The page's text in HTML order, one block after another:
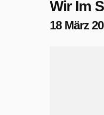
Wir Im
18 März